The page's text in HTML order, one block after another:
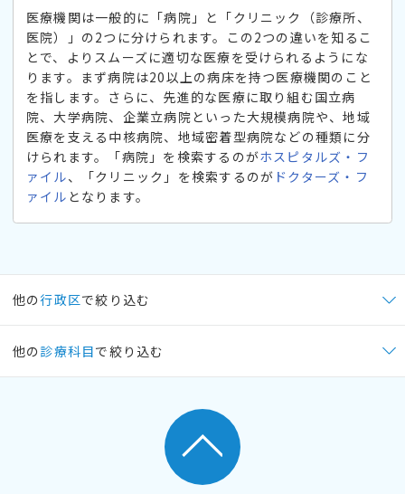
医療機関は一般的に「病院」と「クリニック（診療所、
医院）」の2つに分けられます。この2つの違いを知るこ
とで、よりスムーズに適切な医療を受けられるようにな
ります。まず病院は20以上の病床を持つ医療機関のこと
を指します。さらに、先進的な医療に取り組む国立病
院、大学病院、企業立病院といった大規模病院や、地域
医療を支える中核病院、地域密着型病院などの種類に分
けられます。「病院」を検索するのがホスピタルズ・フ
ァイル、「クリニック」を検索するのが ドクターズ・フ
ァイル となります。
他の行政区で絞り込む
他の 診療科目で絞り込む